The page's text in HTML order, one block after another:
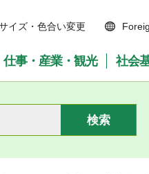
イズ・色合い変更
仕事・産業・観光 社会